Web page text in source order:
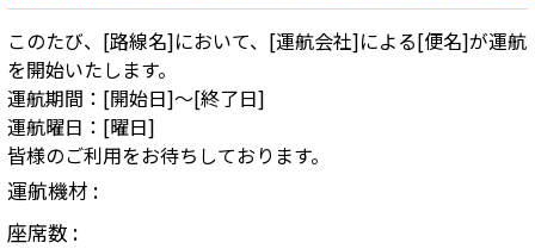
このたび、[路線名]において、[運航会社]による[便名]が運航
を開始いたします。
運航期間：[開始日]～[終了日]
運航曜日：[曜日]
皆様のご利用をお待ちしております。
運航機材 :
座席数 :